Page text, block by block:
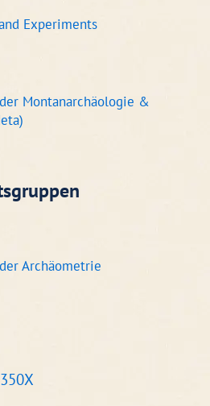
Experiments
Montanarchäologie &
Archäometrie